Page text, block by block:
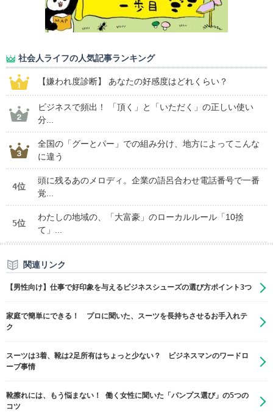
社会人ライフの人気記事ランキング
【嫌われ度診断】 あなたの好感度はどれくらい？
ビジネスで頻出！ 「頂く」と「いただく」の正しい使い
分...
全国の「グーとパー」での組み分け、地方によってこんな
に違う
4位
頭に残るあのメロディ。企業の語呂合わせ電話番号で一番
覚...
5位
わたしの地域の、「大富豪」のローカルルール「10捨
て」...
関連リンク
【男性向け】仕事で好印象を与えるビジネスシューズの選び方ポイント3つ
家庭で簡単にできる！ プロに聞いた、スーツを長持ちさせるお手入れテ
ク
スーツは3着、靴は2足所有はちょっと少ない？ ビジネスマンのワードロ
ーブ事情
靴擦れには、もう悩まない！ 働く女性に聞いた「パンプス選び」の5つの
コツ